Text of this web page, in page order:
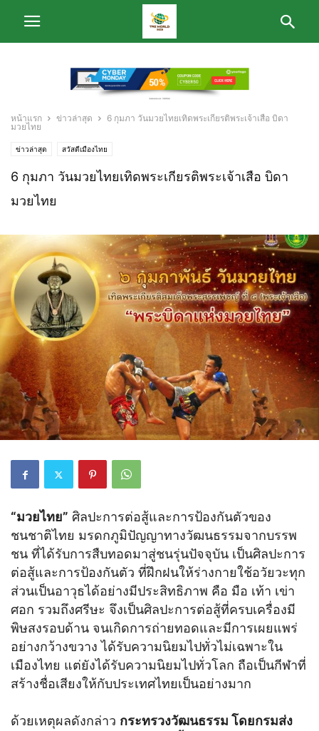
หน้าแรก ข่าวล่าสุด
6 กุมภา วันมวยไทยเทิดพระเกียรติพระเจ้าเสือ บิดา
มวยไทย
ข่าวล่าสุด สวัสดีเมืองไทย
6 กุมภา วันมวยไทยเทิดพระเกียรติพระเจ้าเสือ บิดา
มวยไทย
“มวยไทย” ศิลปะการต่อสู้และการป้องกันตัวของ
ชนชาติไทย มรดกภูมิปัญญาทางวัฒนธรรมจากบรรพ
ชน ที่ได้รับการสืบทอดมาสู่ชนรุ่นปัจจุบัน เป็นศิลปะการ
ต่อสู้และการป้องกันตัว ที่ฝึกฝนให้ร่างกายใช้อวัยวะทุก
ส่วนเป็นอาวุธได้อย่างมีประสิทธิภาพ คือ มือ เท้า เข่า
ศอก รวมถึงศรีษะ จึงเป็นศิลปะการต่อสู้ที่ครบเครื่องมี
พิษสงรอบด้าน จนเกิดการถ่ายทอดและมีการเผยแพร่
อย่างกว้างขวาง ได้รับความนิยมไปทั่วไม่เฉพาะใน
เมืองไทย แต่ยังได้รับความนิยมไปทั่วโลก ถือเป็นกีฬาที่
สร้างชื่อเสียงให้กับประเทศไทยเป็นอย่างมาก
ด้วยเหตุผลดังกล่าว กระทรวงวัฒนธรรม โดยกรมส่ง